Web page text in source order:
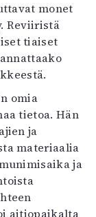
monet
Reviiristä
tiaiset
omia
tietoa. Hän
ja
materiaalia
ja
aitiopaikalta